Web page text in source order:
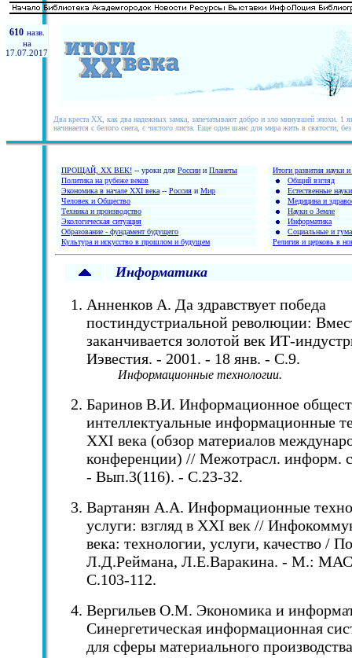
610 назв.
на
17.07.2017
Два креста XX, как два надежных замка, запечатывают добро и зло минувшей эпохи. 1
начинается с белого снега, с чистого листа. Еще один шанс для мира жить в святости,
ПРОЩАЙ, XX ВЕК! -- уроки для России и Планеты
Итоги развития науки
Политика на рубеже веков
Общий взгляд
Экономика в начале XXI века -- Россия и Мир
Естественные науки
Человек и Общество
Медицина и
Техника и производство
Науки о Земле
Экологическая ситуация
Информатика
Образование - фундамент будущего
Социальные и
Культура и искусство в прошлом и будущем
Религия и церковь в
Информатика
Анненков А. Да здравствует победа
постиндустриальной революции:
заканчивается золотой век ИТ-
Иэвестия. - 2001. - 18 янв. - С.9.
Информационные технологии.
Баринов В.И. Информационное
интеллектуальные информационные
XXI века (обзор материалов
конференции) // Межотрасл. информ.
- Вып.3(116). - С.23-32.
Вартанян А.А. Информационные
услуги: взгляд в XXI век //
века: технологии, услуги, качество /
Л.Д.Реймана, Л.Е.Варакина. - М.:
С.103-112.
Вергильев О.М. Экономика и
Синергетическая информационная
для сферы материального